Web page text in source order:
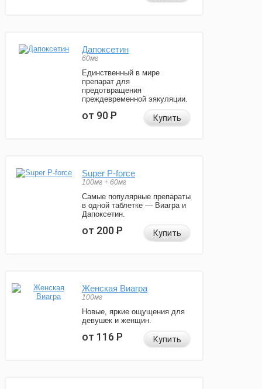
Дапоксетин
60мг
Единственный в мире
препарат для
предотвращения
преждевременной эякуляции.
от 90Р Купить
Super P-force
100мг + 60мг
Самые популярные препараты
в одной таблетке — Виагра и
Дапоксетин.
от 200Р Купить
Женская Виагра
100мг
Новые, яркие ощущения для
девушек и женщин.
от 116Р Купить